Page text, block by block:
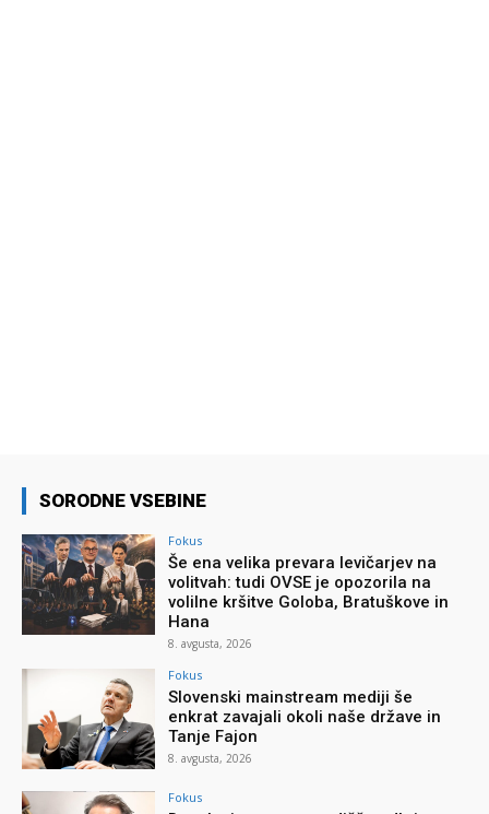
SORODNE VSEBINE
Fokus
Še ena velika prevara levičarjev na
volitvah: tudi OVSE je opozorila na
volilne kršitve Goloba, Bratuškove in
Hana
8. avgusta, 2026
Fokus
Slovenski mainstream mediji še
enkrat zavajali okoli naše države in
Tanje Fajon
8. avgusta, 2026
Fokus